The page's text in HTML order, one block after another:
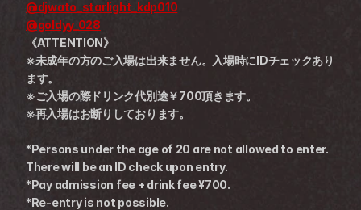
@djwato_starlight_kdp010
@goldyy_028
《ATTENTION》
※未成年の方のご入場は出来ません。入場時にIDチェックあり
ます。
※ご入場の際ドリンク代別途￥700頂きます。
※再入場はお断りしております。
*Persons under the age of 20 are not allowed to enter.
There will be an ID check upon entry.
*Pay admission fee + drink fee ¥700.
*Re-entry is not possible.